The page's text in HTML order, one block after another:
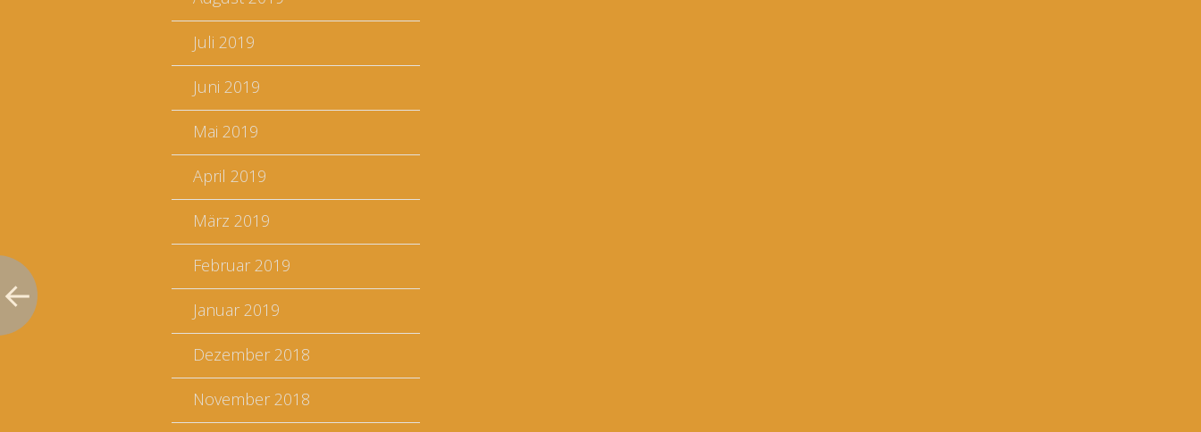
Juli 2019
Juni 2019
Mai 2019
April 2019
März 2019
Februar 2019
Januar 2019
Dezember 2018
November 2018